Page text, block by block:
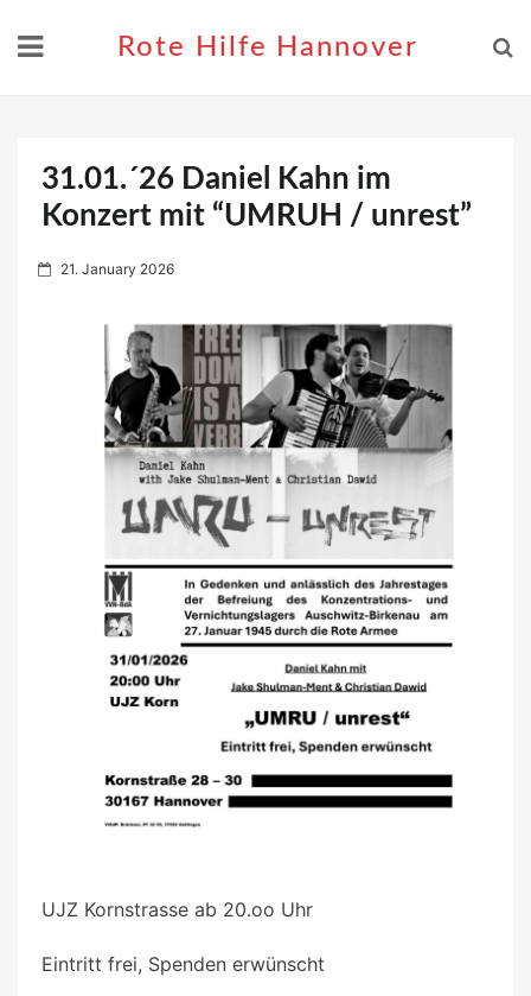
Rote Hilfe Hannover
31.01.´26 Daniel Kahn im
Konzert mit “UMRUH / unrest”
P 21. January 2026
UJZ Kornstrasse ab 20.oo Uhr
Eintritt frei, Spenden erwünscht